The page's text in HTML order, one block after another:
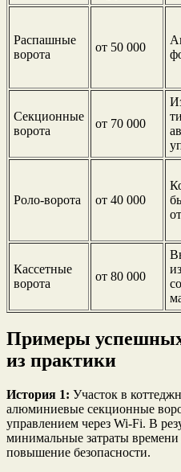
Распашные
ворота
от 50 000
Секционные
ворота
от 70 000
Роло-ворота от 40 000
Кассетные
ворота
от 80 000
Примеры
из практики
История 1: Участок в
алюминиевые секционные
управлением через Wi-Fi. В
минимальные затраты
повышение безопасности.